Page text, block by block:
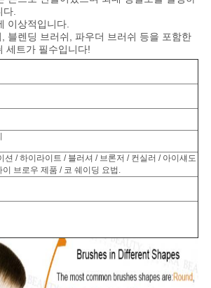
다.
이상적입니다.
블렌딩 브러쉬, 파우더 브러쉬 등을 포함한
세트가 필수입니다!
션 / 하이라이트 / 블러셔 / 브론저 / 컨실러 / 아이섀도
이 브로우 제품 / 코 쉐이딩 요법.